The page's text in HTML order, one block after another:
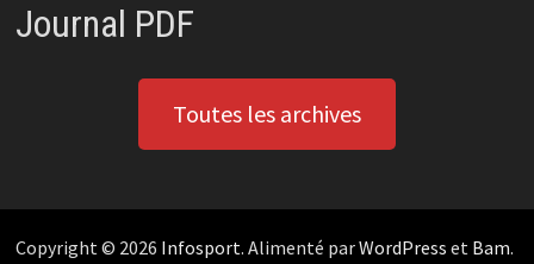
Journal PDF
Toutes les archives
Copyright © 2026 Infosport. Alimenté parWordPress et Bam.